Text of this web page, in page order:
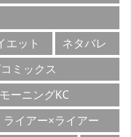
エット
ネタバレ
ミックス
モーニングKC
ライアー×ライアー